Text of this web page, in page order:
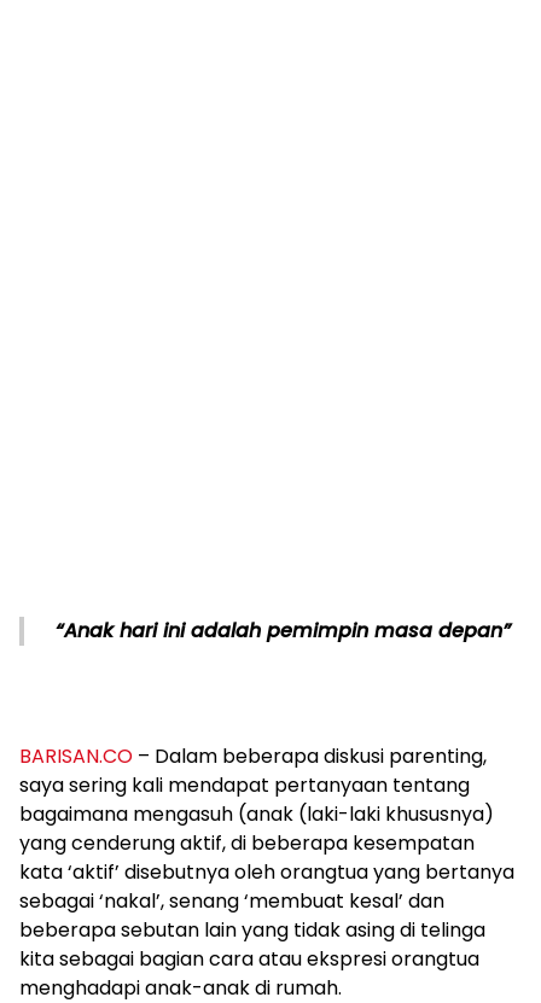
“Anak hari ini adalah pemimpin masa depan”
BARISAN.CO – Dalam beberapa diskusi parenting,
saya sering kali mendapat pertanyaan tentang
bagaimana mengasuh (anak (laki-laki khususnya)
yang cenderung aktif, di beberapa kesempatan
kata ‘aktif’ disebutnya oleh orangtua yang bertanya
sebagai ‘nakal’, senang ‘membuat kesal’ dan
beberapa sebutan lain yang tidak asing di telinga
kita sebagai bagian cara atau ekspresi orangtua
menghadapi anak-anak di rumah.